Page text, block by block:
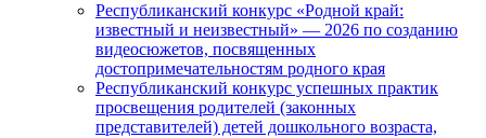
Республиканский конкурс «Родной край:
известный и неизвестный» — 2026 по созданию
видеосюжетов, посвященных
достопримечательностям родного края
Республиканский конкурс успешных практик
просвещения родителей (законных
представителей) детей дошкольного возраста,